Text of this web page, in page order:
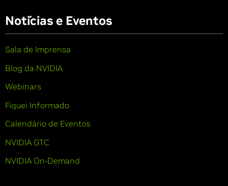
Notícias e Eventos
Sala de Imprensa
Blog da NVIDIA
Webinars
Fiquei Informado
Calendário de Eventos
NVIDIA GTC
NVIDIA On-Demand